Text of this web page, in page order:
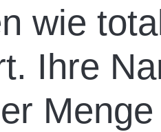
wie
Ihre